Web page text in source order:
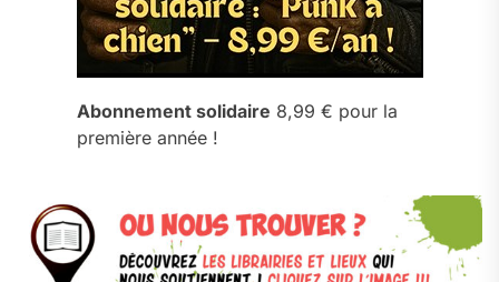
Abonnement solidaire 8,99 € pour la
première année !